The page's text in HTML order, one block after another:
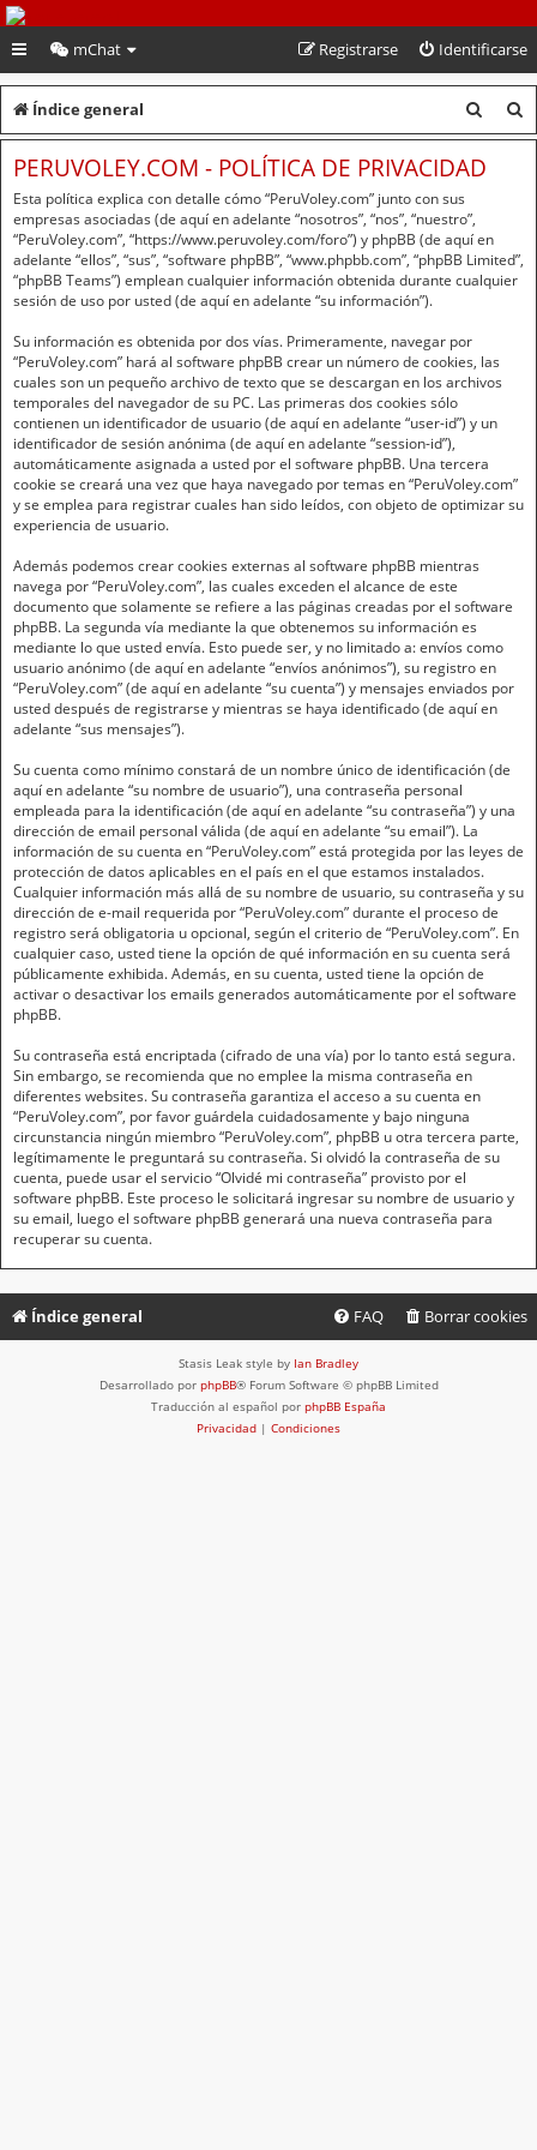
PeruVoley.com
mChat Identificarse
Registrarse
Índice general
u
u
s
a
r
PERUVOLEY.COM - POLÍTICA DE PRIVACIDAD
Esta política explica con detalle cómo “PeruVoley.com” junto con sus
empresas asociadas (de aquí en adelante “nosotros”, “nos”, “nuestro”,
“PeruVoley.com”, “https://www.peruvoley.com/foro”) y phpBB (de aquí en
adelante “ellos”, “sus”, “software phpBB”, “www.phpbb.com”, “phpBB Limited”,
“phpBB Teams”) emplean cualquier información obtenida durante cualquier
sesión de uso por usted (de aquí en adelante “su información”).
Su información es obtenida por dos vías. Primeramente, navegar por
“PeruVoley.com” hará al software phpBB crear un número de cookies, las
cuales son un pequeño archivo de texto que se descargan en los archivos
temporales del navegador de su PC. Las primeras dos cookies sólo
contienen un identificador de usuario (de aquí en adelante “user-id”) y un
identificador de sesión anónima (de aquí en adelante “session-id”),
automáticamente asignada a usted por el software phpBB. Una tercera
cookie se creará una vez que haya navegado por temas en “PeruVoley.com”
y se emplea para registrar cuales han sido leídos, con objeto de optimizar su
experiencia de usuario.
Además podemos crear cookies externas al software phpBB mientras
navega por “PeruVoley.com”, las cuales exceden el alcance de este
documento que solamente se refiere a las páginas creadas por el software
phpBB. La segunda vía mediante la que obtenemos su información es
mediante lo que usted envía. Esto puede ser, y no limitado a: envíos como
usuario anónimo (de aquí en adelante “envíos anónimos”), su registro en
“PeruVoley.com” (de aquí en adelante “su cuenta”) y mensajes enviados por
usted después de registrarse y mientras se haya identificado (de aquí en
adelante “sus mensajes”).
Su cuenta como mínimo constará de un nombre único de identificación (de
aquí en adelante “su nombre de usuario”), una contraseña personal
empleada para la identificación (de aquí en adelante “su contraseña”) y una
dirección de email personal válida (de aquí en adelante “su email”). La
información de su cuenta en “PeruVoley.com” está protegida por las leyes de
protección de datos aplicables en el país en el que estamos instalados.
Cualquier información más allá de su nombre de usuario, su contraseña y su
dirección de e-mail requerida por “PeruVoley.com” durante el proceso de
registro será obligatoria u opcional, según el criterio de “PeruVoley.com”. En
cualquier caso, usted tiene la opción de qué información en su cuenta será
públicamente exhibida. Además, en su cuenta, usted tiene la opción de
activar o desactivar los emails generados automáticamente por el software
phpBB.
Su contraseña está encriptada (cifrado de una vía) por lo tanto está segura.
Sin embargo, se recomienda que no emplee la misma contraseña en
diferentes websites. Su contraseña garantiza el acceso a su cuenta en
“PeruVoley.com”, por favor guárdela cuidadosamente y bajo ninguna
circunstancia ningún miembro “PeruVoley.com”, phpBB u otra tercera parte,
legítimamente le preguntará su contraseña. Si olvidó la contraseña de su
cuenta, puede usar el servicio “Olvidé mi contraseña” provisto por el
software phpBB. Este proceso le solicitará ingresar su nombre de usuario y
su email, luego el software phpBB generará una nueva contraseña para
recuperar su cuenta.
Índice general Borrar cookies
FAQ
Stasis Leak style by Ian Bradley
Desarrollado por phpBB® Forum Software © phpBB Limited
Traducción al español por phpBB España
Privacidad | Condiciones